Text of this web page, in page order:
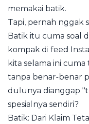
memakai batik.
Tapi, pernah nggak
Batik itu cuma soal
kompak di feed
kita selama ini
tanpa benar-benar
dulunya dianggap
spesialnya sendiri?
Batik: Dari Klaim